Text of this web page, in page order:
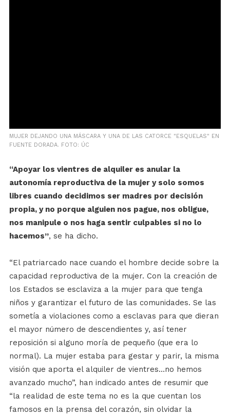
MUJER DEJANDO UNA MÁSCARA Y UNA DE LAS CATORCE "ESQUELAS" EN
FUENTE DORADA. FOTO: ÚC
“Apoyar los vientres de alquiler es anular la
autonomía reproductiva de la mujer y solo somos
libres cuando decidimos ser madres por decisión
propia, y no porque alguien nos pague, nos obligue,
nos manipule o nos haga sentir culpables si no lo
hacemos”, se ha dicho.
“El patriarcado nace cuando el hombre decide sobre la
capacidad reproductiva de la mujer. Con la creación de
los Estados se esclaviza a la mujer para que tenga
niños y garantizar el futuro de las comunidades. Se las
sometía a violaciones como a esclavas para que dieran
el mayor número de descendientes y, así tener
reposición si alguno moría de pequeño (que era lo
normal). La mujer estaba para gestar y parir, la misma
visión que aporta el alquiler de vientres…no hemos
avanzado mucho”, han indicado antes de resumir que
“la realidad de este tema no es la que cuentan los
famosos en la prensa del corazón, sin olvidar la